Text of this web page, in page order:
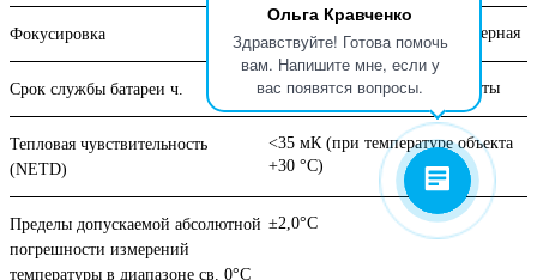
Ольга Кравченко
Здравствуйте! Готова помочь
вам. Напишите мне, если у
вас появятся вопросы.
Фокусировка автоматическая / ручная / лазерная
Срок службы батареи ч. до 4 часов непрерывной работы
Тепловая чувствительность
(NETD)
<35 мК (при температуре объекта
+30 °С)
Пределы допускаемой абсолютной
погрешности измерений
температуры в диапазоне св. 0°С
±2,0°С